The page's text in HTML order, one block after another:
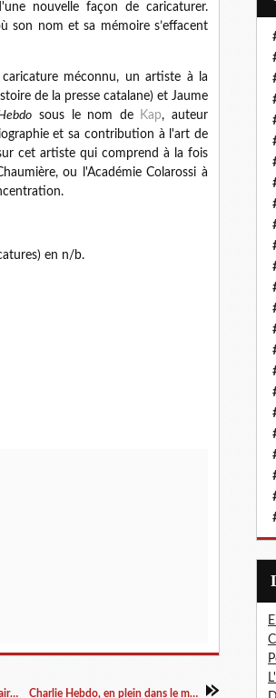
nouvelle façon de caricaturer.
son nom et sa mémoire s’effacent
méconnu, un artiste à la
de la presse catalane) et Jaume
sous le nom de Kap, auteur
et sa contribution à l'art de
cet artiste qui comprend à la fois
ou l'Académie Colarossi à
en n/b.
Rencontre avec Cabu au salon du dessin de presse. A lire dans Le Populaire... Charlie Hebdo, en plein dans le mille